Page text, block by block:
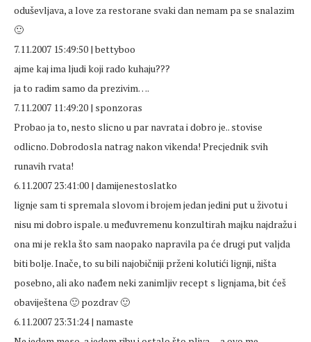
oduševljava, a love za restorane svaki dan nemam pa se snalazim
🙂
7.11.2007 15:49:50 | bettyboo
ajme kaj ima ljudi koji rado kuhaju???
ja to radim samo da prezivim….
7.11.2007 11:49:20 | sponzoras
Probao ja to, nesto slicno u par navrata i dobro je.. stovise
odlicno. Dobrodosla natrag nakon vikenda! Precjednik svih
runavih rvata!
6.11.2007 23:41:00 | damijenestoslatko
lignje sam ti spremala slovom i brojem jedan jedini put u životu i
nisu mi dobro ispale. u međuvremenu konzultirah majku najdražu i
ona mi je rekla što sam naopako napravila pa će drugi put valjda
biti bolje. Inače, to su bili najobičniji prženi kolutići lignji, ništa
posebno, ali ako nađem neki zanimljiv recept s lignjama, bit ćeš
obaviještena 🙂 pozdrav 🙂
6.11.2007 23:31:24 | namaste